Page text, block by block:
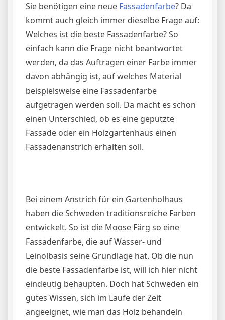
Sie benötigen eine neue Fassadenfarbe? Da
kommt auch gleich immer dieselbe Frage auf:
Welches ist die beste Fassadenfarbe? So
einfach kann die Frage nicht beantwortet
werden, da das Auftragen einer Farbe immer
davon abhängig ist, auf welches Material
beispielsweise eine Fassadenfarbe
aufgetragen werden soll. Da macht es schon
einen Unterschied, ob es eine geputzte
Fassade oder ein Holzgartenhaus einen
Fassadenanstrich erhalten soll.
Bei einem Anstrich für ein Gartenholhaus
haben die Schweden traditionsreiche Farben
entwickelt. So ist die Moose Färg so eine
Fassadenfarbe, die auf Wasser- und
Leinölbasis seine Grundlage hat. Ob die nun
die beste Fassadenfarbe ist, will ich hier nicht
eindeutig behaupten. Doch hat Schweden ein
gutes Wissen, sich im Laufe der Zeit
angeeignet, wie man das Holz behandeln